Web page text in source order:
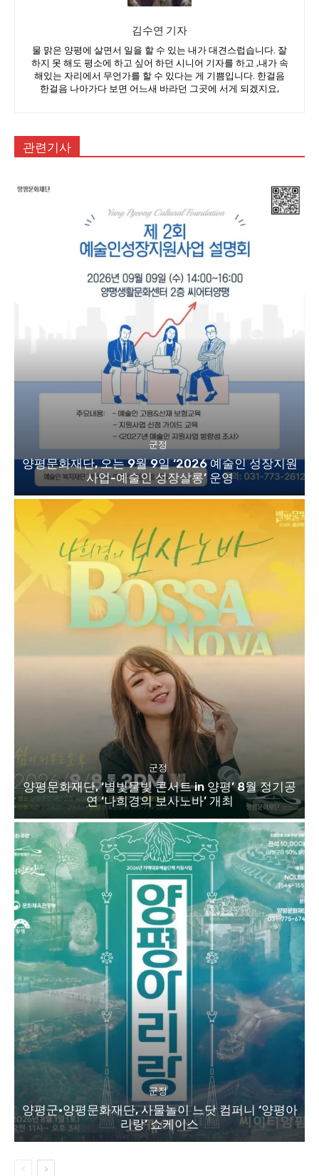
김수연 기자
물 맑은 양평에 살면서 일을 할 수 있는 내가 대견스럽습니다. 잘
하지 못 해도 평소에 하고 싶어 하던 시니어 기자를 하고 ,내가 속
해있는 자리에서 무언가를 할 수 있다는 게 기쁨입니다. 한걸음
한걸음 나아가다 보면 어느새 바라던 그곳에 서게 되겠지요,
관련기사
군정
양평문화재단, 오는 9월 9일 ‘2026 예술인 성장지원
사업-예술인 성장살롱’ 운영
군정
양평문화재단, ‘별빛물빛 콘서트 in 양평’ 8월 정기공
연 ‘나희경의 보사노바’ 개최
군정
양평군·양평문화재단, 사물놀이 느닷 컴퍼니 ‘양평아
리랑’ 쇼케이스